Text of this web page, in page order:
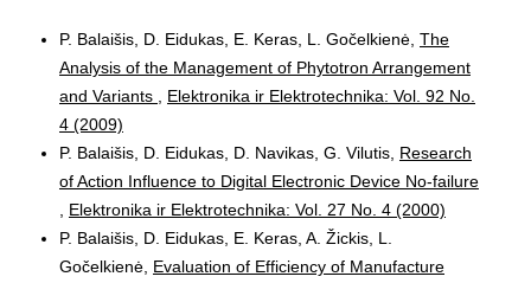
P. Balaišis, D. Eidukas, E. Keras, L. Gočelkienė, The
Analysis of the Management of Phytotron Arrangement
and Variants
Elektronika ir Elektrotechnika: Vol. 92 No.
4 (2009)
P. Balaišis, D. Eidukas, D. Navikas, G. Vilutis, Research
of Action Influence to Digital Electronic Device No-failure
Elektronika ir Elektrotechnika: Vol. 27 No. 4 (2000)
P. Balaišis, D. Eidukas, E. Keras, A. Žickis, L.
Gočelkienė, Evaluation of Efficiency of Manufacture